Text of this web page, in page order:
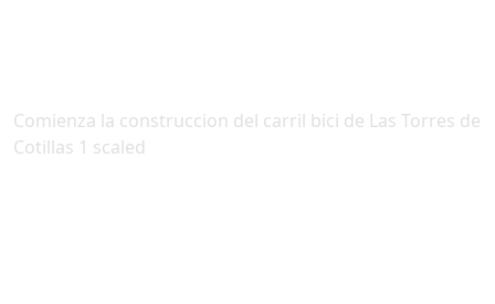
Comienza la construccion del carril bici de Las Torres de
Cotillas 1 scaled